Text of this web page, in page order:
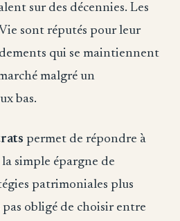
sur des décennies. Les
sont réputés pour leur
qui se maintiennent
malgré un
bas.
permet de répondre à
la simple épargne de
patrimoniales plus
pas obligé de choisir entre